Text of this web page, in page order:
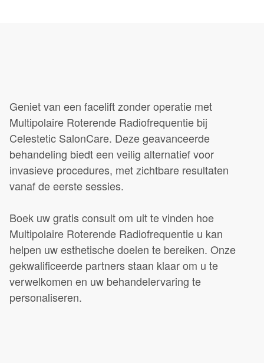
Geniet van een facelift zonder operatie met
Multipolaire Roterende Radiofrequentie bij
Celestetic SalonCare. Deze geavanceerde
behandeling biedt een veilig alternatief voor
invasieve procedures, met zichtbare resultaten
vanaf de eerste sessies.
Boek uw gratis consult om uit te vinden hoe
Multipolaire Roterende Radiofrequentie u kan
helpen uw esthetische doelen te bereiken. Onze
gekwalificeerde partners staan klaar om u te
verwelkomen en uw behandelervaring te
personaliseren.